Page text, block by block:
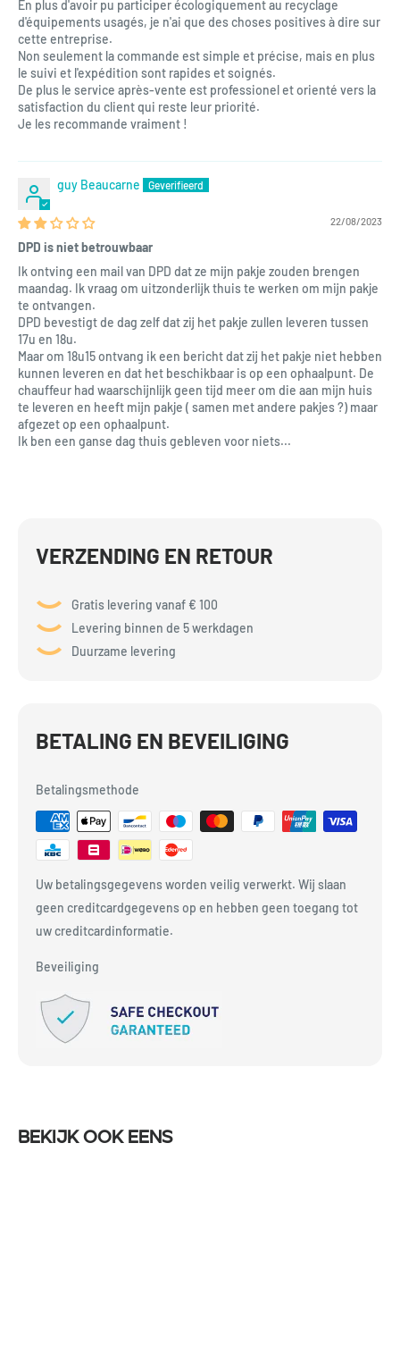
En plus d'avoir pu participer écologiquement au recyclage
d'équipements usagés, je n'ai que des choses positives à dire sur
cette entreprise.
Non seulement la commande est simple et précise, mais en plus
le suivi et l'expédition sont rapides et soignés.
De plus le service après-vente est professionel et orienté vers la
satisfaction du client qui reste leur priorité.
Je les recommande vraiment !
guy Beaucarne
22/08/2023
DPD is niet betrouwbaar
Ik ontving een mail van DPD dat ze mijn pakje zouden brengen
maandag. Ik vraag om uitzonderlijk thuis te werken om mijn pakje
te ontvangen.
DPD bevestigt de dag zelf dat zij het pakje zullen leveren tussen
17u en 18u.
Maar om 18u15 ontvang ik een bericht dat zij het pakje niet hebben
kunnen leveren en dat het beschikbaar is op een ophaalpunt. De
chauffeur had waarschijnlijk geen tijd meer om die aan mijn huis
te leveren en heeft mijn pakje ( samen met andere pakjes ?) maar
afgezet op een ophaalpunt.
Ik ben een ganse dag thuis gebleven voor niets...
VERZENDING EN RETOUR
Gratis levering vanaf € 100
Levering binnen de 5 werkdagen
Duurzame levering
BETALING EN BEVEILIGING
Betalingsmethode
Uw betalingsgegevens worden veilig verwerkt. Wij slaan
geen creditcardgegevens op en hebben geen toegang tot
uw creditcardinformatie.
Beveiliging
Bekijk ook eens